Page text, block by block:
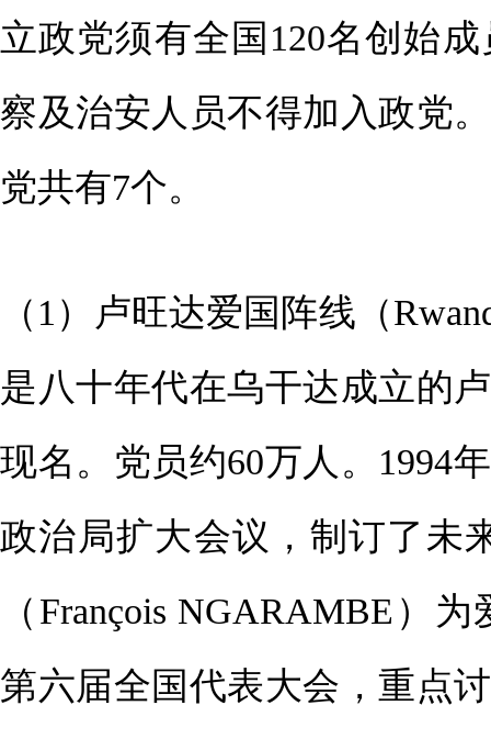
立政党须有全国120名创始
察及治安人员不得加入政党
党共有7个。
（1）卢旺达爱国阵线（
是八十年代在乌干达成立的
现名。党员约60万人。1994
政治局扩大会议，制订了未
（François NGARAMBE）
第六届全国代表大会，重点